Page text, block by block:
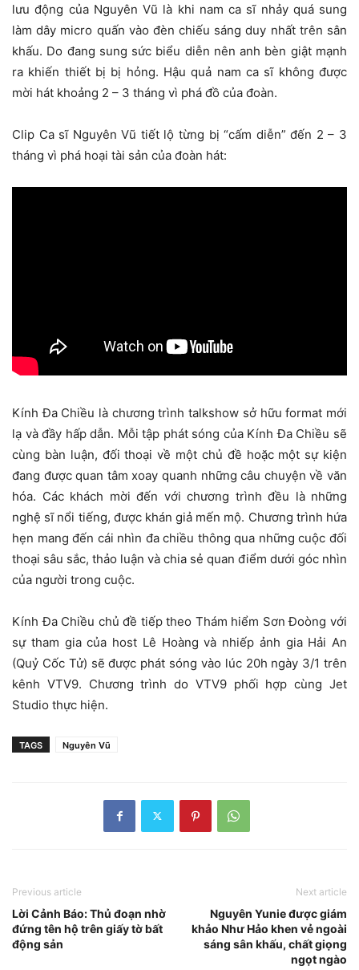
lưu động của Nguyên Vũ là khi nam ca sĩ nhảy quá sung
làm dây micro quấn vào đèn chiếu sáng duy nhất trên sân
khấu. Do đang sung sức biểu diễn nên anh bèn giật mạnh
ra khiến thiết bị bị hỏng. Hậu quả nam ca sĩ không được
mời hát khoảng 2 – 3 tháng vì phá đồ của đoàn.
Clip Ca sĩ Nguyên Vũ tiết lộ từng bị “cấm diễn” đến 2 – 3
tháng vì phá hoại tài sản của đoàn hát:
Kính Đa Chiều là chương trình talkshow sở hữu format mới
lạ và đầy hấp dẫn. Mỗi tập phát sóng của Kính Đa Chiều sẽ
cùng bàn luận, đối thoại về một chủ đề hoặc một sự kiện
đang được quan tâm xoay quanh những câu chuyện về văn
hóa. Các khách mời đến với chương trình đều là những
nghệ sĩ nổi tiếng, được khán giả mến mộ. Chương trình hứa
hẹn mang đến cái nhìn đa chiều thông qua những cuộc đối
thoại sâu sắc, thảo luận và chia sẻ quan điểm dưới góc nhìn
của người trong cuộc.
Kính Đa Chiều chủ đề tiếp theo Thám hiểm Sơn Đoòng với
sự tham gia của host Lê Hoàng và nhiếp ảnh gia Hải An
(Quỷ Cốc Tử) sẽ được phát sóng vào lúc 20h ngày 3/1 trên
kênh VTV9. Chương trình do VTV9 phối hợp cùng Jet
Studio thực hiện.
TAGS Nguyên Vũ
Previous article
Lời Cảnh Báo: Thủ đoạn nhờ
đứng tên hộ trên giấy tờ bất
động sản
Next article
Nguyên Yunie được giám
khảo Như Hảo khen vẻ ngoài
sáng sân khấu, chất giọng
ngọt ngào